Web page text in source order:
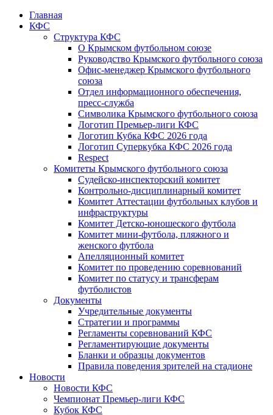
Главная
КФС
Структура КФС
О Крымском футбольном союзе
Руководство Крымского футбольного союза
Офис-менеджер Крымского футбольного
союза
Отдел информационного обеспечения,
пресс-служба
Символика Крымского футбольного союза
Логотип Премьер-лиги КФС
Логотип Кубка КФС 2026 года
Логотип Суперкубка КФС 2026 года
Respect
Комитеты Крымского футбольного союза
Судейско-инспекторский комитет
Контрольно-дисциплинарный комитет
Комитет Аттестации футбольных клубов и
инфраструктуры
Комитет Детско-юношеского футбола
Комитет мини-футбола, пляжного и
женского футбола
Апелляционный комитет
Комитет по проведению соревнований
Комитет по статусу и трансферам
футболистов
Документы
Учредительные документы
Стратегии и программы
Регламенты соревнований КФС
Регламентирующие документы
Бланки и образцы документов
Правила поведения зрителей на стадионе
Новости
Новости КФС
Чемпионат Премьер-лиги КФС
Кубок КФС